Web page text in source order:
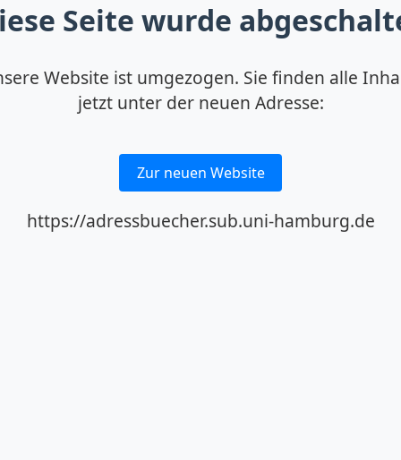
Seite wurde
Website ist umgezogen. Sie finden alle
jetzt unter der neuen Adresse:
Zur neuen Website
https://adressbuecher.sub.uni-hamburg.de